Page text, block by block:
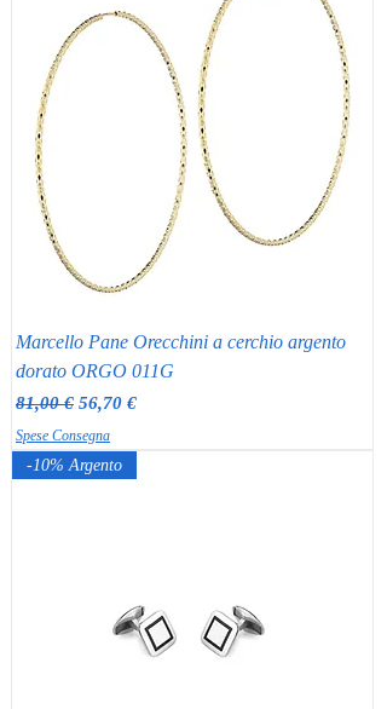
Marcello Pane Orecchini a cerchio argento
dorato ORGO 011G
Prezzo regolare
81,00 € Prezzo scontato
56,70 €
Spese Consegna
-10% Argento